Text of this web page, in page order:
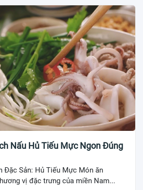
Nấu Hủ Tiếu Mực Ngon Đúng
Đặc Sản: Hủ Tiếu Mực Món ăn
vị đặc trưng của miền Nam...